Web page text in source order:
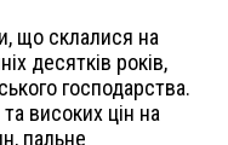
що склалися на
десятків років,
господарства.
високих цін на
пальне